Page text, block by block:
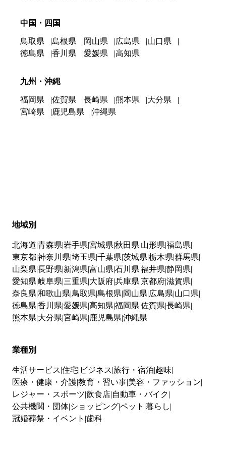
中国・四国
鳥取県 島根県 岡山県 広島県
山口県
徳島県
香川県 愛媛県 高知県
九州・沖縄
福岡県 佐賀県 長崎県 熊本県
大分県
宮崎県
鹿児島県 沖縄県
地域別
北海道 青森県 岩手県 宮城県 秋田県 山形県 福島県
東京都神奈川県 埼玉県 千葉県 茨城県 栃木県 群馬県
山梨県 長野県 新潟県 富山県 石川県 福井県 静岡県
愛知県 岐阜県 三重県 大阪府兵庫県 京都府滋賀県
奈良県 和歌山県 鳥取県 島根県 岡山県 広島県 山口県
徳島県 香川県 愛媛県 高知県 福岡県 佐賀県 長崎県
熊本県 大分県 宮崎県 鹿児島県 沖縄県
業種別
生活サービス 住宅 ビジネス 旅行・宿泊 趣味
医療・健康・介護教育・習い事 美容・ファッション
レジャー・スポーツ 飲食店 自動車・バイク
公共機関・団体 ショッピングペット 暮らし
冠婚葬祭・イベント 歯科